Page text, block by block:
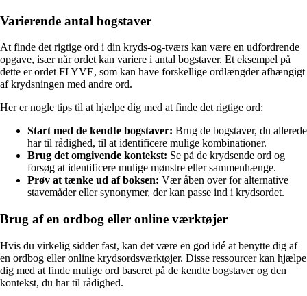
Varierende antal bogstaver
At finde det rigtige ord i din kryds-og-tværs kan være en udfordrende
opgave, især når ordet kan variere i antal bogstaver. Et eksempel på
dette er ordet FLYVE, som kan have forskellige ordlængder afhængigt
af krydsningen med andre ord.
Her er nogle tips til at hjælpe dig med at finde det rigtige ord:
Start med de kendte bogstaver: Brug de bogstaver, du allerede
har til rådighed, til at identificere mulige kombinationer.
Brug det omgivende kontekst: Se på de krydsende ord og
forsøg at identificere mulige mønstre eller sammenhænge.
Prøv at tænke ud af boksen: Vær åben over for alternative
stavemåder eller synonymer, der kan passe ind i krydsordet.
Brug af en ordbog eller online værktøjer
Hvis du virkelig sidder fast, kan det være en god idé at benytte dig af
en ordbog eller online krydsordsværktøjer. Disse ressourcer kan hjælpe
dig med at finde mulige ord baseret på de kendte bogstaver og den
kontekst, du har til rådighed.